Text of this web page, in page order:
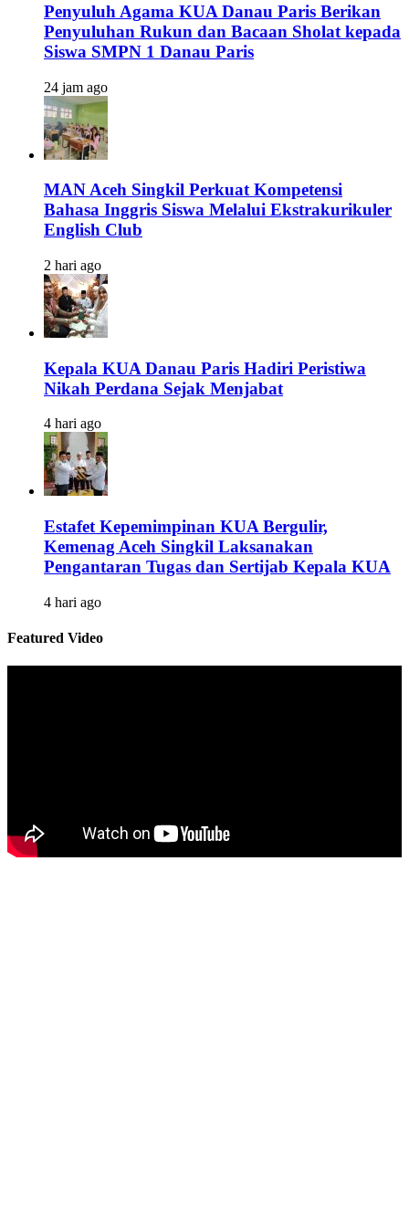
Penyuluh Agama KUA Danau Paris Berikan
Penyuluhan Rukun dan Bacaan Sholat kepada
Siswa SMPN 1 Danau Paris
24 jam ago
MAN Aceh Singkil Perkuat Kompetensi
Bahasa Inggris Siswa Melalui Ekstrakurikuler
English Club
2 hari ago
Kepala KUA Danau Paris Hadiri Peristiwa
Nikah Perdana Sejak Menjabat
4 hari ago
Estafet Kepemimpinan KUA Bergulir,
Kemenag Aceh Singkil Laksanakan
Pengantaran Tugas dan Sertijab Kepala KUA
4 hari ago
Featured Video